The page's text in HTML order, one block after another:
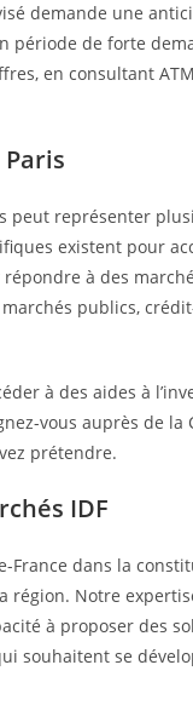
demande une
période de forte
en consultant
peut représenter
existent pour
répondre à des
publics,
à des aides à
vous auprès de la
prétendre.
IDF
France dans la
Notre
à proposer des
souhaitent se